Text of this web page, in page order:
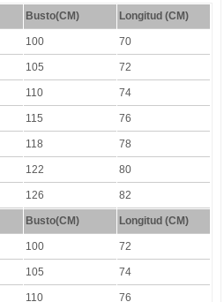
Busto(CM) Longitud (CM)
100 70
105 72
110 74
115 76
118 78
122 80
126 82
Busto(CM) Longitud (CM)
100 72
105 74
110 76